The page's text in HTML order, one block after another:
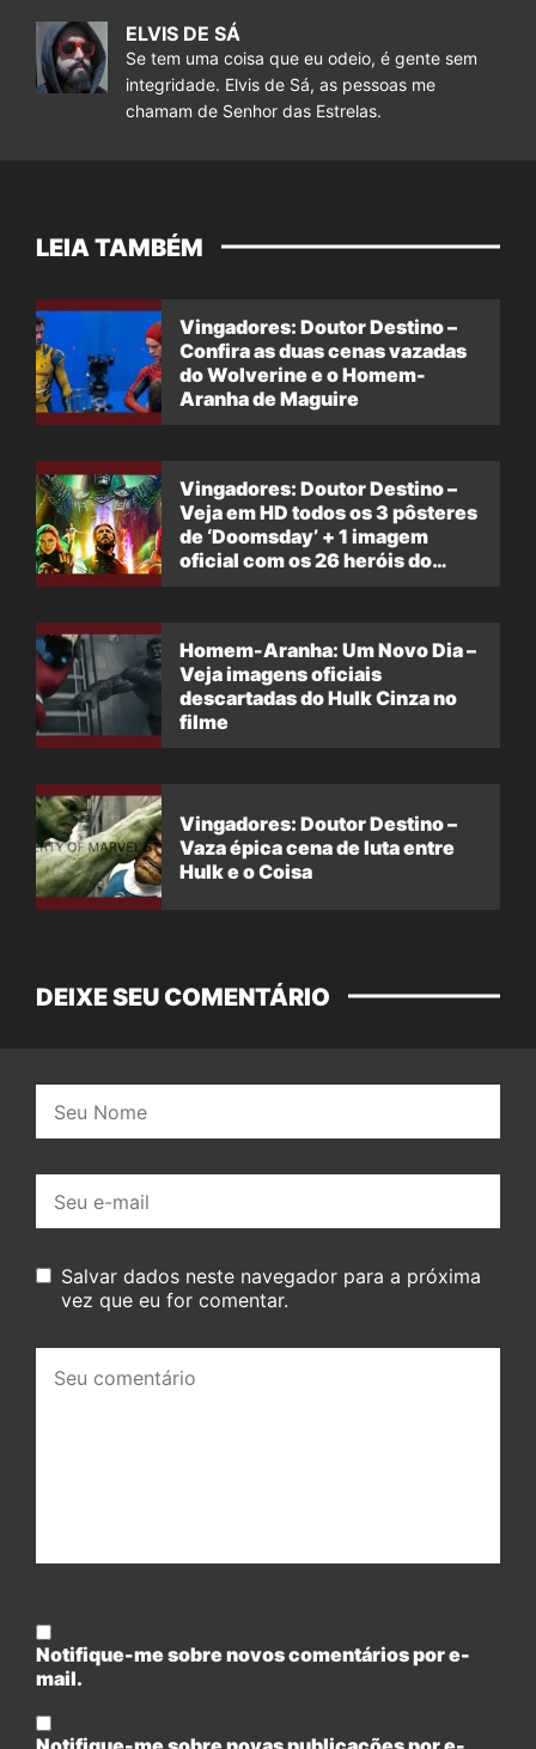
ELVIS DE SÁ
Se tem uma coisa que eu odeio, é gente sem
integridade. Elvis de Sá, as pessoas me
chamam de Senhor das Estrelas.
LEIA TAMBÉM
Vingadores: Doutor Destino –
Confira as duas cenas vazadas
do Wolverine e o Homem-
Aranha de Maguire
Vingadores: Doutor Destino –
Veja em HD todos os 3 pôsteres
de ‘Doomsday’ + 1 imagem
oficial com os 26 heróis do
Homem-Aranha: Um Novo Dia –
Veja imagens oficiais
descartadas do Hulk Cinza no
filme
Vingadores: Doutor Destino –
Vaza épica cena de luta entre
Hulk e o Coisa
DEIXE SEU COMENTÁRIO
mail:
Salvar dados neste navegador para a próxima
vez que eu for comentar.
comentário:
Notifique-me sobre novos comentários por e-
mail.